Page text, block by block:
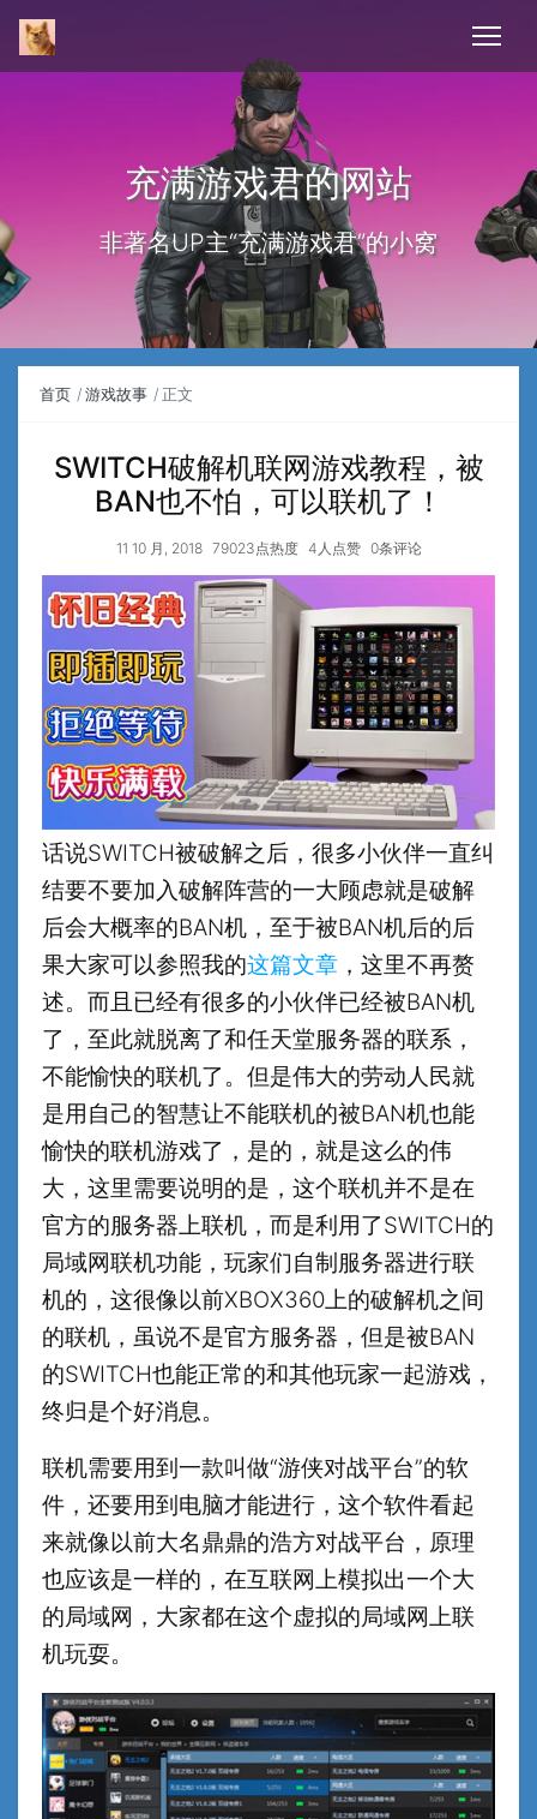
充满游戏君的网站
非著名UP主“充满游戏君”的小窝
首页 游戏故事 正文
SWITCH破解机联网游戏教程，被
BAN也不怕，可以联机了！
11 10 月, 2018 79023点热度 4人点赞 0条评论
话说SWITCH被破解之后，很多小伙伴一直纠
结要不要加入破解阵营的一大顾虑就是破解
后会大概率的BAN机，至于被BAN机后的后
果大家可以参照我的这篇文章 ，这里不再赘
述。而且已经有很多的小伙伴已经被BAN机
了，至此就脱离了和任天堂服务器的联系，
不能愉快的联机了。但是伟大的劳动人民就
是用自己的智慧让不能联机的被BAN机也能
愉快的联机游戏了，是的，就是这么的伟
大，这里需要说明的是，这个联机并不是在
官方的服务器上联机，而是利用了SWITCH的
局域网联机功能，玩家们自制服务器进行联
机的，这很像以前XBOX360上的破解机之间
的联机，虽说不是官方服务器，但是被BAN
的SWITCH也能正常的和其他玩家一起游戏，
终归是个好消息。
联机需要用到一款叫做“游侠对战平台”的软
件，还要用到电脑才能进行，这个软件看起
来就像以前大名鼎鼎的浩方对战平台，原理
也应该是一样的，在互联网上模拟出一个大
的局域网，大家都在这个虚拟的局域网上联
机玩耍。